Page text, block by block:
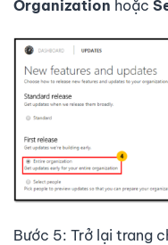
Organization hoặc
Bước 5: Trở lại trang